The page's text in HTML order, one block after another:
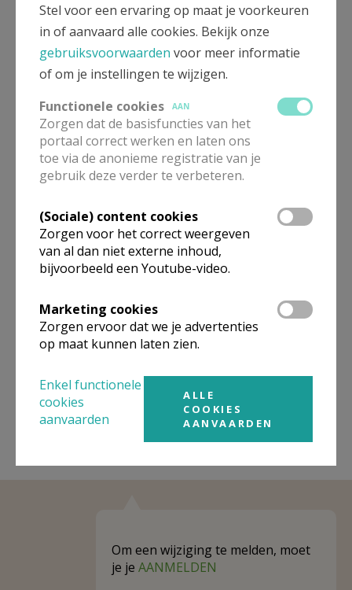
In deze kerk vinden geen weekendvieringen plaats. Via de
Omgeving
links naar kerken, eventueel van andere
organisaties, in de buurt.
Om een wijziging te melden, moet
je je AANMELDEN
Stel voor een ervaring op maat je voorkeuren
in of aanvaard alle cookies. Bekijk onze
gebruiksvoorwaarden voor meer informatie
of om je instellingen te wijzigen.
Functionele cookies
AAN
Zorgen dat de basisfuncties van het
portaal correct werken en laten ons
toe via de anonieme registratie van je
gebruik deze verder te verbeteren.
(Sociale) content cookies
Zorgen voor het correct weergeven
van al dan niet externe inhoud,
bijvoorbeeld een Youtube-video.
Marketing cookies
Zorgen ervoor dat we je advertenties
op maat kunnen laten zien.
Enkel functionele
cookies
aanvaarden
ALLE
COOKIES
AANVAARDEN